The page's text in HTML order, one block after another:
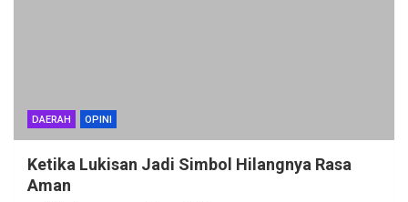
DAERAH OPINI
Ketika Lukisan Jadi Simbol Hilangnya Rasa
Aman